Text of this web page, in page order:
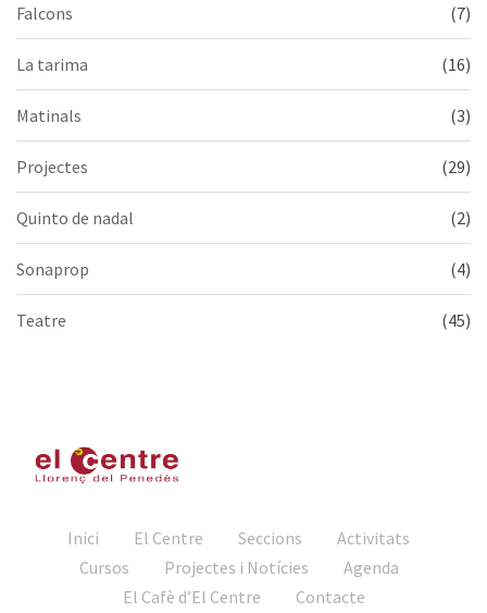
Falcons (7)
La tarima (16)
Matinals (3)
Projectes (29)
Quinto de nadal (2)
Sonaprop (4)
Teatre (45)
Inici El Centre Seccions
Activitats
Cursos
Projectes i Notícies
Agenda
El Cafè d’El Centre
Contacte